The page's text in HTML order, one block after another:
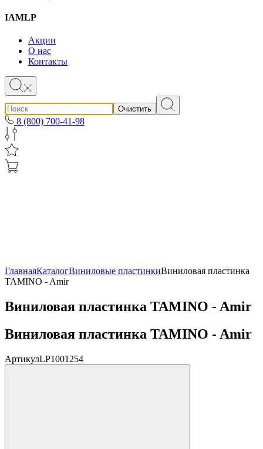
IAMLP
Акции
О нас
Контакты
Очистить
8 (800) 700-41-98
ГлавнаяКаталогВиниловые пластинкиВиниловая пластинка
TAMINO - Amir
Виниловая пластинка TAMINO - Amir
Виниловая пластинка TAMINO - Amir
АртикулLP1001254